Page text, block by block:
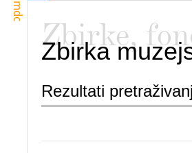
mdc
Zbirke,
Zbirka
Rezultati